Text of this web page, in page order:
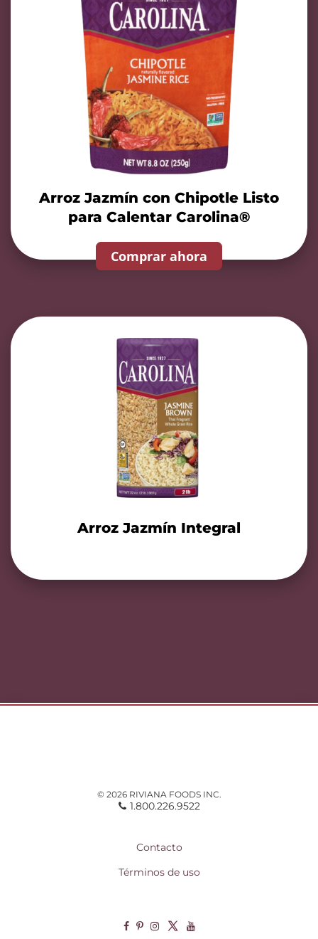
Arroz Jazmín con Chipotle Listo
para Calentar Carolina®
Comprar ahora
Arroz Jazmín Integral
© 2026 RIVIANA FOODS INC.
1.800.226.9522
Contacto
Términos de uso